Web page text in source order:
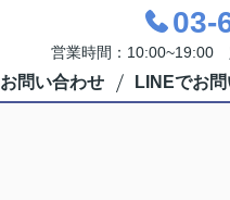
03-
営業時間：10:00~19:00
お問い合わせ LINEでお